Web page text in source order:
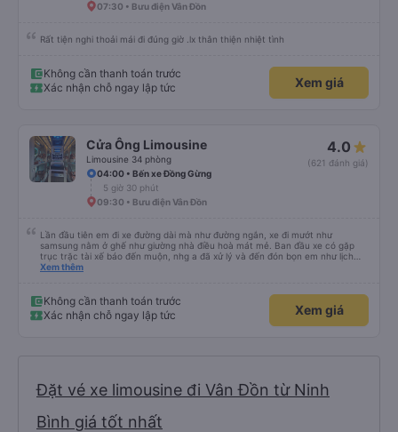
07:30 • Bưu điện Vân Đồn
Rất tiện nghi thoải mái đi đúng giờ .lx thân thiện nhiệt tình
Không cần thanh toán trước
Xác nhận chỗ ngay lập tức
Xem giá
Cửa Ông Limousine
Limousine 34 phòng
4.0
(621 đánh giá)
04:00 • Bến xe Đồng Gừng
5 giờ 30 phút
09:30 • Bưu điện Vân Đồn
Lần đầu tiên em đi xe đường dài mà như đường ngắn, xe đi mướt như
samsung nằm ở ghế như giường nhà điều hoà mát mẻ. Ban đầu xe có gặp
trục trặc tài xế báo đến muộn, nhg a đã xử lý và đến đón bọn em như lịch
trên hệ thống. Anh tài xế Văn Sĩ quá vui tính và nhiệt tình, trời mưa gió đã
Xem thêm
Không cần thanh toán trước
Xác nhận chỗ ngay lập tức
Xem giá
Đặt vé xe limousine đi Vân Đồn từ Ninh
Bình giá tốt nhất